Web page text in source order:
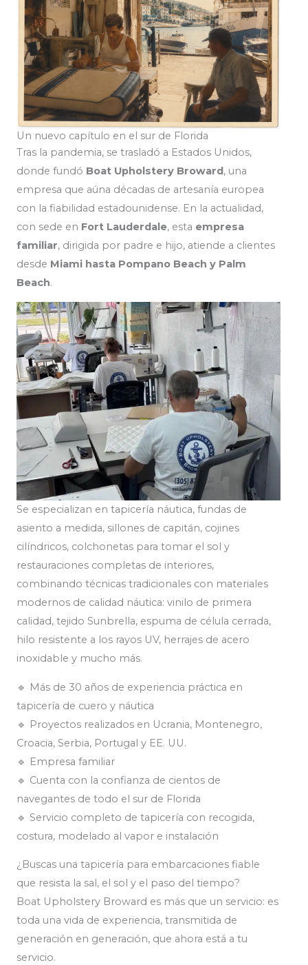
Un nuevo capítulo en el sur de Florida
Tras la pandemia, se trasladó a Estados Unidos,
donde fundó Boat Upholstery Broward, una
empresa que aúna décadas de artesanía europea
con la fiabilidad estadounidense. En la actualidad,
con sede en Fort Lauderdale, esta empresa
familiar, dirigida por padre e hijo, atiende a clientes
desde Miami hasta Pompano Beach y Palm
Beach.
Se especializan en tapicería náutica, fundas de
asiento a medida, sillones de capitán, cojines
cilíndricos, colchonetas para tomar el sol y
restauraciones completas de interiores,
combinando técnicas tradicionales con materiales
modernos de calidad náutica: vinilo de primera
calidad, tejido Sunbrella, espuma de célula cerrada,
hilo resistente a los rayos UV, herrajes de acero
inoxidable y mucho más.
🔹 Más de 30 años de experiencia práctica en
tapicería de cuero y náutica
🔹 Proyectos realizados en Ucrania, Montenegro,
Croacia, Serbia, Portugal y EE. UU.
🔹 Empresa familiar
🔹 Cuenta con la confianza de cientos de
navegantes de todo el sur de Florida
🔹 Servicio completo de tapicería con recogida,
costura, modelado al vapor e instalación
¿Buscas una tapicería para embarcaciones fiable
que resista la sal, el sol y el paso del tiempo?
Boat Upholstery Broward es más que un servicio: es
toda una vida de experiencia, transmitida de
generación en generación, que ahora está a tu
servicio.